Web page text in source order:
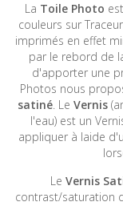
La Toile Photo
couleurs sur
imprimés en effet
par le rebord de
d'apporter une
Photos nous
satiné. LeVernis
l'eau) est un
appliquer à laide
Le Vernis
contrast/saturation